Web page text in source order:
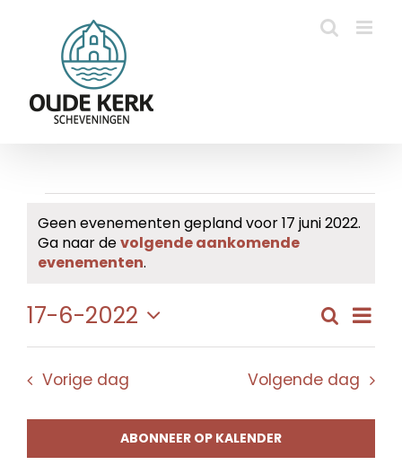
Evenementen
in
17
juni
2022
Bericht
Geen evenementen gepland voor 17 juni 2022.
Ga naar devolgende aankomende
evenementen.
en
Zoeken
Dag
17-6-2022
Selecteer
datum.
Vorige dag Volgende dag
ABONNEER OP KALENDER